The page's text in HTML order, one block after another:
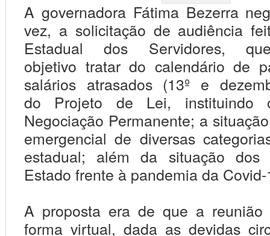
A governadora Fátima Bezerra
vez, a solicitação de audiência
Estadual dos Servidores,
objetivo tratar do calendário de
salários atrasados (13º e
do Projeto de Lei, instituindo
Negociação Permanente; a
emergencial de diversas
estadual; além da situação dos
Estado frente à pandemia da
A proposta era de que a
forma virtual, dada as devidas